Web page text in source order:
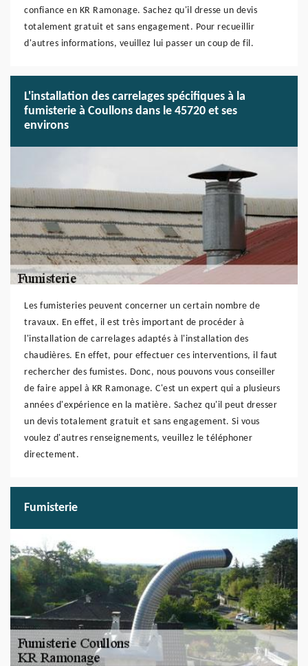
confiance en KR Ramonage. Sachez qu'il dresse un devis
totalement gratuit et sans engagement. Pour recueillir
d'autres informations, veuillez lui passer un coup de fil.
L'installation des carrelages spécifiques à la
fumisterie à Coullons dans le 45720 et ses
environs
Les fumisteries peuvent concerner un certain nombre de
travaux. En effet, il est très important de procéder à
l'installation de carrelages adaptés à l'installation des
chaudières. En effet, pour effectuer ces interventions, il faut
rechercher des fumistes. Donc, nous pouvons vous conseiller
de faire appel à KR Ramonage. C'est un expert qui a plusieurs
années d'expérience en la matière. Sachez qu'il peut dresser
un devis totalement gratuit et sans engagement. Si vous
voulez d'autres renseignements, veuillez le téléphoner
directement.
Fumisterie